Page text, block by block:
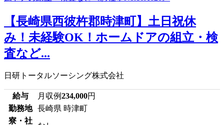
【長崎県西彼杵郡時津町】土日祝休
み！未経験OK！ホームドアの組立・検
査など...
日研トータルソーシング株式会社
給与 月収例234,000円
勤務地 長崎県 時津町
寮・社